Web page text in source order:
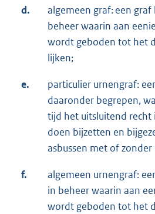
d.
algemeen graf: een
beheer waarin aan
wordt geboden tot het
lijken;
e.
particulier urnengraf:
daaronder begrepen,
tijd het uitsluitend recht
doen bijzetten en
asbussen met of zonder
f.
algemeen urnengraf:
in beheer waarin aan
wordt geboden tot het